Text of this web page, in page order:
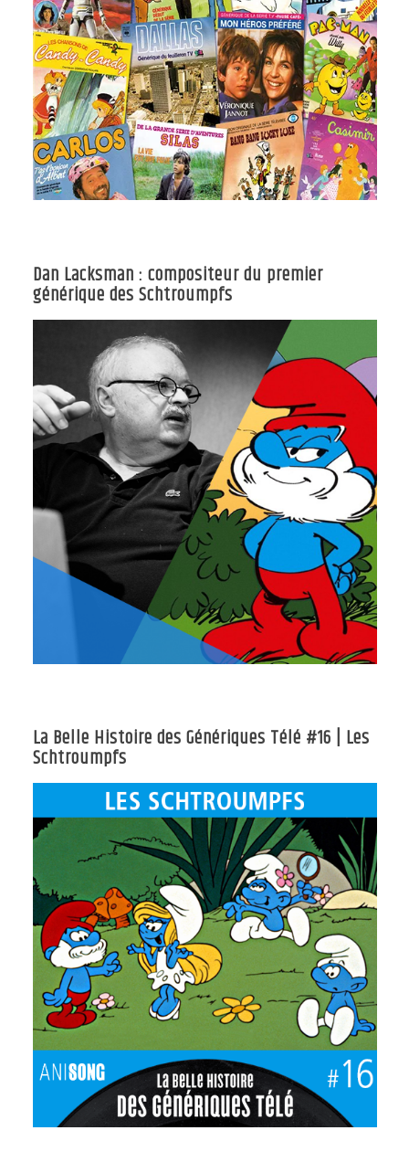
Dan Lacksman : compositeur du premier
générique des Schtroumpfs
La Belle Histoire des Génériques Télé #16 | Les
Schtroumpfs